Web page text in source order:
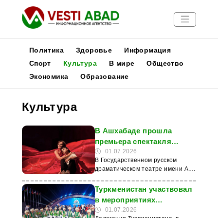
Новости
Медиа
Афиша
Политика Здоровье
Информация
Спорт
Культура В мире
Общество
Экономика
Образование
Культура
В Ашхабаде прошла
премьера спектакля
«Сцены из семейной
жизни: мамочка»
01.07.2026
В Государственном русском
драматическом театре имени А.
спектакля «Сцены из семейной
жизни: мамочка» по пьесе
французского драматурга
Флориана Зеллера. Первые
Туркменистан участвовал
в мероприятиях
«Культурной столицы
01.07.2026